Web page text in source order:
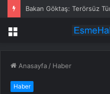
Bakan Göktaş: Terörsüz
Menü
Anasayfa / Haber
Haber